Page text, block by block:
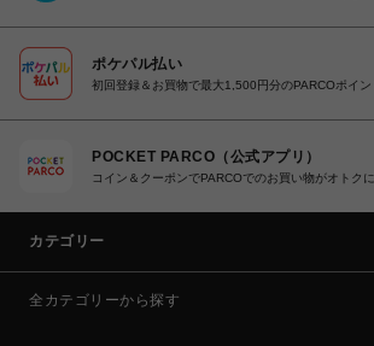
ポケパル払い
初回登録＆お買物で最大1,500円分のPARCOポイン
POCKET PARCO（公式アプリ）
コイン＆クーポンでPARCOでのお買い物がオトクに
カテゴリー
全カテゴリーから探す